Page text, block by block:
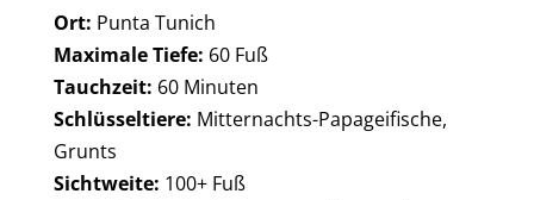
Ort: Punta Tunich
Maximale Tiefe: 60 Fuß
Tauchzeit: 60 Minuten
Schlüsseltiere: Mitternachts-Papageifische,
Grunts
Sichtweite: 100+ Fuß